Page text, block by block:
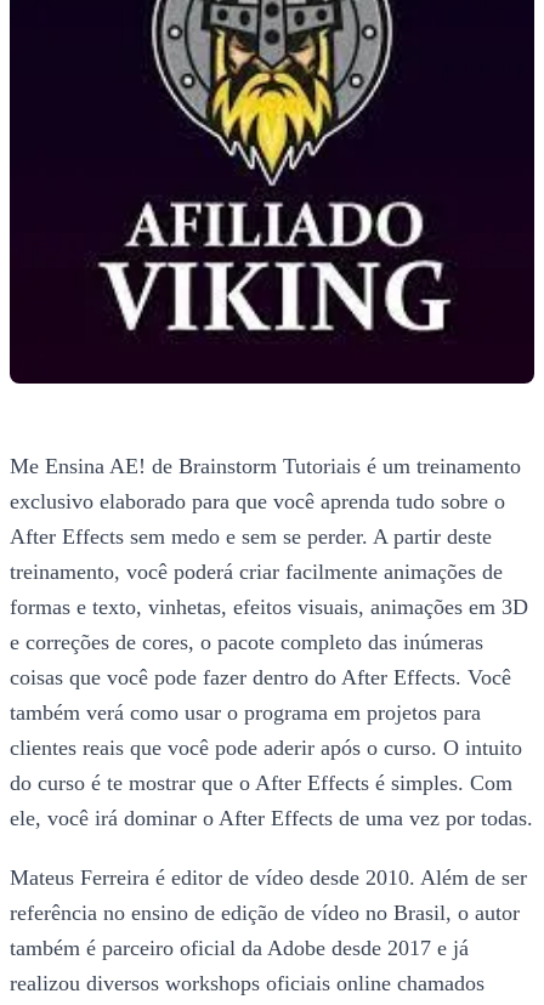
Me Ensina AE! de Brainstorm Tutoriais é um treinamento
exclusivo elaborado para que você aprenda tudo sobre o
After Effects sem medo e sem se perder. A partir deste
treinamento, você poderá criar facilmente animações de
formas e texto, vinhetas, efeitos visuais, animações em 3D
e correções de cores, o pacote completo das inúmeras
coisas que você pode fazer dentro do After Effects. Você
também verá como usar o programa em projetos para
clientes reais que você pode aderir após o curso. O intuito
do curso é te mostrar que o After Effects é simples. Com
ele, você irá dominar o After Effects de uma vez por todas.
Mateus Ferreira é editor de vídeo desde 2010. Além de ser
referência no ensino de edição de vídeo no Brasil, o autor
também é parceiro oficial da Adobe desde 2017 e já
realizou diversos workshops oficiais online chamados